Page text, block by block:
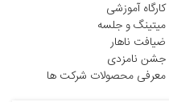
کارگاه آموزشی
میتینگ و جلسه
ضیافت ناهار
جشن نامزدی
معرفی محصولات شرکت ها